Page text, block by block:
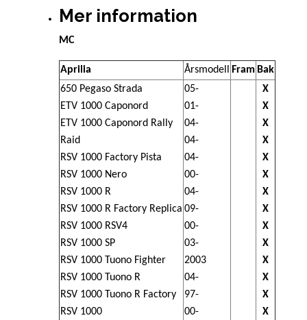
Mer information
MC
Aprilia Årsmodell Fram Bak
650 Pegaso Strada
ETV 1000 Caponord
ETV 1000 Caponord Rally
Raid
RSV 1000 Factory Pista
RSV 1000 Nero
RSV 1000 R
RSV 1000 R Factory Replica
RSV 1000 RSV4
RSV 1000 SP
RSV 1000 Tuono Fighter
RSV 1000 Tuono R
RSV 1000 Tuono R Factory
RSV 1000
05-
01-
04-
04-
04-
00-
04-
09-
00-
03-
2003
04-
97-
00-
X
X
X
X
X
X
X
X
X
X
X
X
X
X